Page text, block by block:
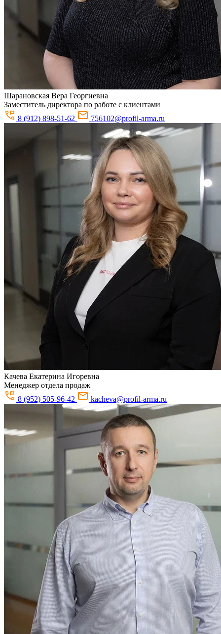
Шарановская Вера Георгиевна
Заместитель директора по работе с клиентами
8 (912) 898-51-62
756102@profil-arma.ru
Качева Екатерина Игоревна
Менеджер отдела продаж
8 (952) 505-96-42
kacheva@profil-arma.ru